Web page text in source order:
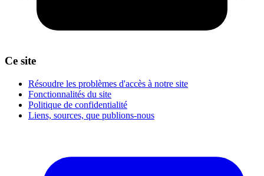
Ce site
Résoudre les problèmes d'accès à notre site
Fonctionnalités du site
Politique de confidentialité
Liens, sources, que publions-nous